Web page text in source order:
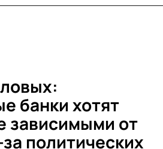
банки хотят
зависимыми от
политических